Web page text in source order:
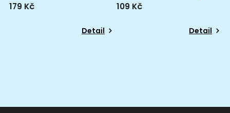
179 Kč
Detail
109 Kč
Detail